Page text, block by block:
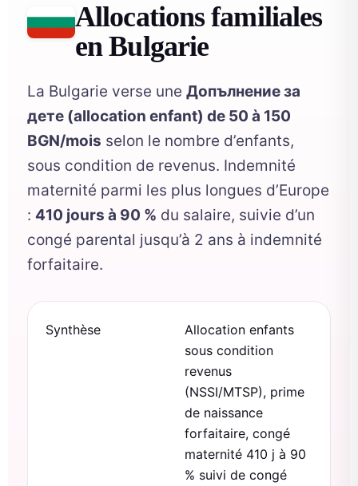
Allocations familiales
en Bulgarie
La Bulgarie verse une Допълнение за
дете (allocation enfant) de 50 à 150
BGN/mois selon le nombre d’enfants,
sous condition de revenus. Indemnité
maternité parmi les plus longues d’Europe
: 410 jours à 90 % du salaire, suivie d’un
congé parental jusqu’à 2 ans à indemnité
forfaitaire.
Synthèse
Allocation enfants
sous condition
revenus
(NSSI/MTSP), prime
de naissance
forfaitaire, congé
maternité 410 j à 90
% suivi de congé